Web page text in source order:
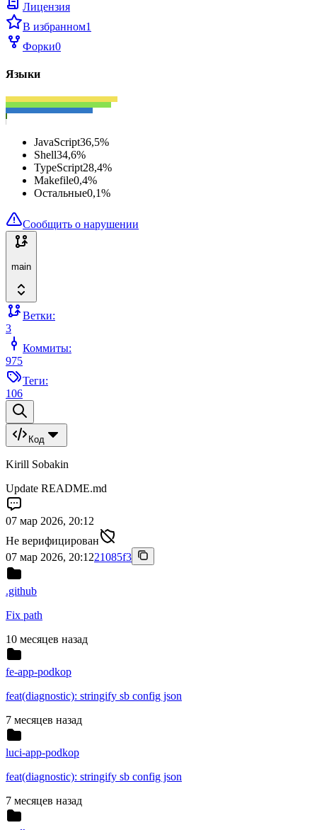
Лицензия
В избранном1
Форки0
Языки
JavaScript36,5%
Shell34,6%
TypeScript28,4%
Makefile0,4%
Остальные0,1%
Сообщить о нарушении
main
Ветки:
3
Коммиты:
975
Теги:
106
Код
Kirill Sobakin
Update README.md
07 мар 2026, 20:12
Не верифицирован
07 мар 2026, 20:1221085f3
.github
Fix path
10 месяцев назад
fe-app-podkop
feat(diagnostic): stringify sb config json
7 месяцев назад
luci-app-podkop
feat(diagnostic): stringify sb config json
7 месяцев назад